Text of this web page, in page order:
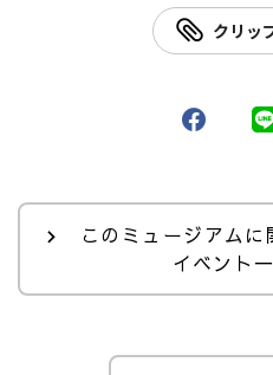
クリッ
このミュージアムに
イベント